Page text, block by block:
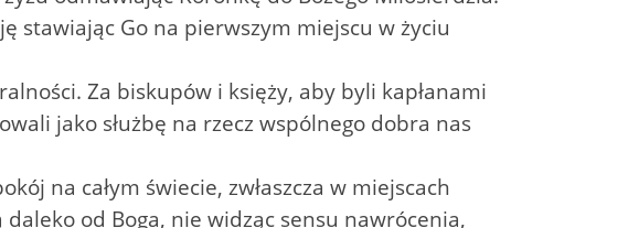
stawiając Go na pierwszym miejscu w życiu
Za biskupów i księży, aby byli kapłanami
jako służbę na rzecz wspólnego dobra nas
na całym świecie, zwłaszcza w miejscach
od Boga, nie widząc sensu nawrócenia,